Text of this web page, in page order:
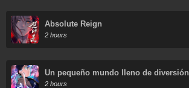
Absolute Reign
2 hours
Un pequeño mundo lleno de diversión
2 hours